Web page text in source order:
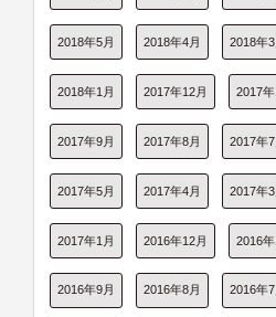
2018年5月 2018年4月 2018年3
2018年1月 2017年12月 2017年
2017年9月 2017年8月 2017年7
2017年5月 2017年4月 2017年3
2017年1月 2016年12月 2016年
2016年9月 2016年8月 2016年7